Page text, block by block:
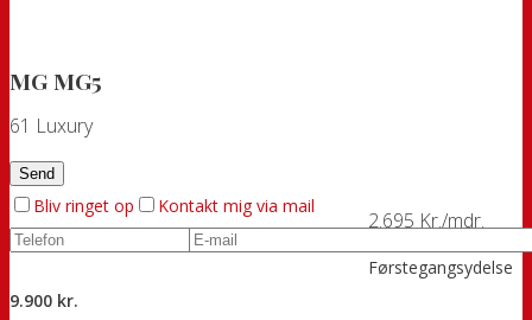
MG MG5
61 Luxury
Bliv ringet op Kontakt mig via mail
2.695 Kr./mdr.
Førstegangsydelse
9.900 kr.